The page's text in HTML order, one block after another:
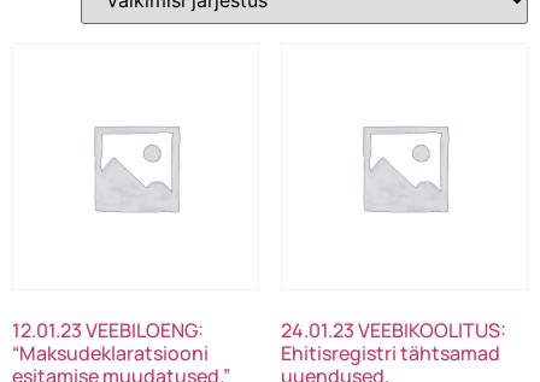
12.01.23 VEEBILOENG:
“Maksudeklaratsiooni
esitamise muudatused.”
24.01.23 VEEBIKOOLITUS:
Ehitisregistri tähtsamad
uuendused.